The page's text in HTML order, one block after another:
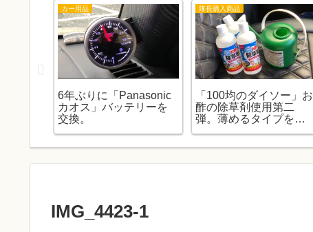
カー用品
6年ぶりに「Panasonic
カオス」バッテリーを
交換。
隊長購入商品
「100均のダイソー」お
酢の除草剤使用第二
弾。薄めるタイプを使
IMG_4423-1